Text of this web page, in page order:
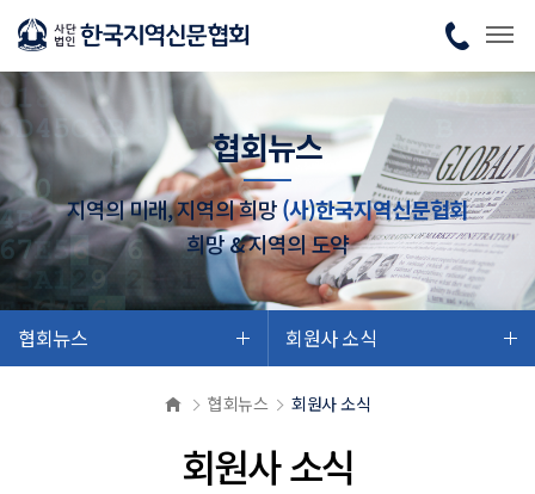
협회뉴스
지역의 미래, 지역의 희망(사)한국지역신문협회
희망 & 지역의 도약
협회뉴스 회원사 소식
협회뉴스 회원사 소식
회원사 소식